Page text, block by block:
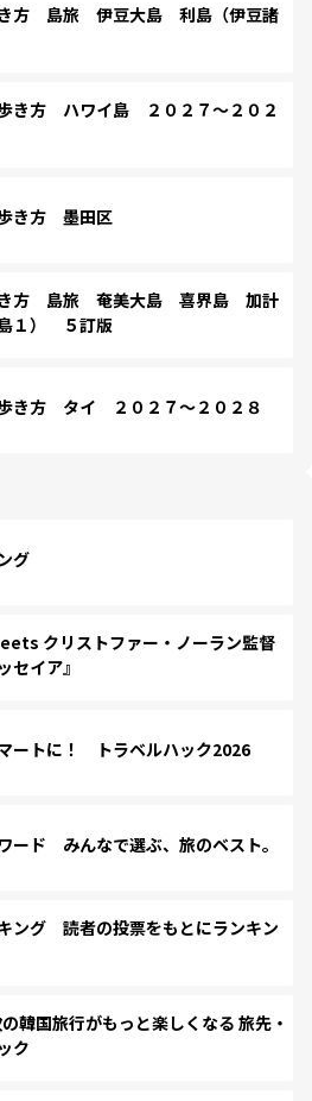
方 島旅 伊豆大島 利島（伊豆諸
き方 ハワイ島 ２０２７～２０２
き方 墨田区
方 島旅 奄美大島 喜界島 加計
１） ５訂版
き方 タイ ２０２７～２０２８
グ
クリストファー・ノーラン監督
セイア』
ートに！ トラベルハック2026
ード みんなで選ぶ、旅のベスト。
ング 読者の投票をもとにランキン
国旅行がもっと楽しくなる 旅先・
ク